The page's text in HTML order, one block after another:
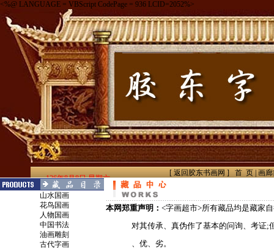
山水国画
花鸟国画
人物国画
中国书法
油画雕刻
古代字画
本网郑重声明： <字画超市>所有藏品均是藏家
对其传承、真伪作了基本的问询、考证;但
、优、劣。